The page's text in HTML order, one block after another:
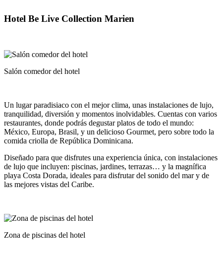
Hotel Be Live Collection Marien
Salón comedor del hotel
Un lugar paradisiaco con el mejor clima, unas instalaciones de lujo,
tranquilidad, diversión y momentos inolvidables. Cuentas con varios
restaurantes, donde podrás degustar platos de todo el mundo:
México, Europa, Brasil, y un delicioso Gourmet, pero sobre todo la
comida criolla de República Dominicana.
Diseñado para que disfrutes una experiencia única, con instalaciones
de lujo que incluyen: piscinas, jardines, terrazas… y la magnífica
playa Costa Dorada, ideales para disfrutar del sonido del mar y de
las mejores vistas del Caribe.
Zona de piscinas del hotel